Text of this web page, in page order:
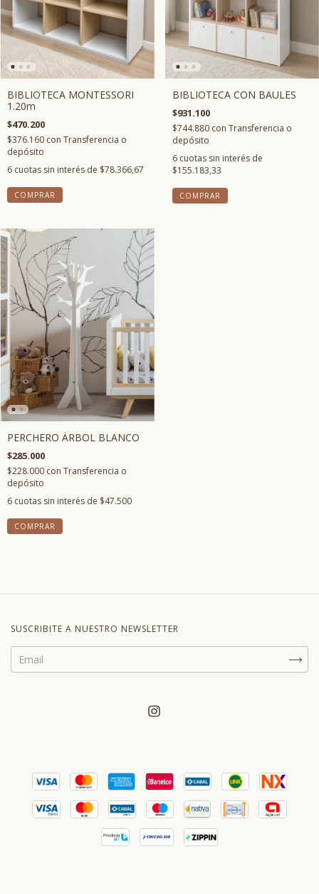
BIBLIOTECA MONTESSORI
1.20m
$470.200
$376.160 con Transferencia o
depósito
6 cuotas sin interés de $78.366,67
COMPRAR
BIBLIOTECA CON BAULES
$931.100
$744.880 con Transferencia o
depósito
6 cuotas sin interés de
$155.183,33
COMPRAR
PERCHERO ÁRBOL BLANCO
$285.000
$228.000 con Transferencia o
depósito
6 cuotas sin interés de $47.500
COMPRAR
SUSCRIBITE A NUESTRO NEWSLETTER